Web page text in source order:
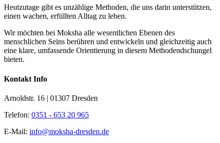
Heutzutage gibt es unzählige Methoden, die uns darin unterstützen,
einen wachen, erfüllten Alltag zu leben.
Wir möchten bei Moksha alle wesent­lichen Ebenen des
menschlichen Seins berühren und entwickeln und gleichzeitig auch
eine klare, umfassende Orientierung in diesem Methodendschungel
bieten.
Kontakt Info
Arnoldstr. 16 | 01307 Dresden
Telefon: 0351 - 653 20 965
E-Mail: info@moksha-dresden.de